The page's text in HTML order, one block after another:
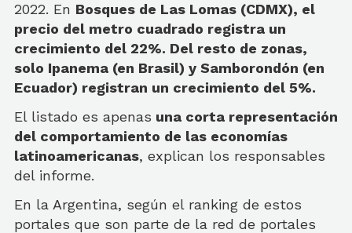
2022. En Bosques de Las Lomas (CDMX), el
precio del metro cuadrado registra un
crecimiento del 22%. Del resto de zonas,
solo Ipanema (en Brasil) y Samborondón (en
Ecuador) registran un crecimiento del 5%.
El listado es apenas una corta representación
del comportamiento de las economías
latinoamericanas, explican los responsables
del informe.
En la Argentina, según el ranking de estos
portales que son parte de la red de portales